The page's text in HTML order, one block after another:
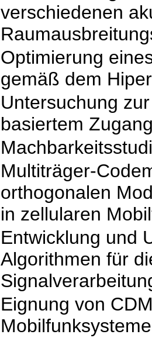
verschiedenen
Optimierung
gemäß dem
Untersuchung
basiertem
Multiträger-
orthogonalen
in zellularen
Entwicklung und
Algorithmen für
Eignung von
Mobilfunksysteme